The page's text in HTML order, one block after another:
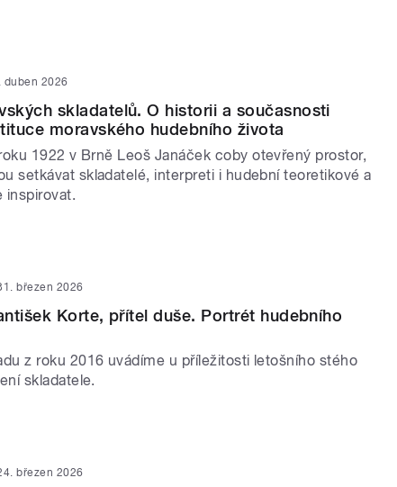
duben 2026
skladatelů. O historii a současnosti
moravského hudebního života
1922 v Brně Leoš Janáček coby otevřený prostor,
setkávat skladatelé, interpreti i hudební teoretikové a
inspirovat.
březen 2026
Korte, přítel duše. Portrét hudebního
z roku 2016 uvádíme u příležitosti letošního stého
skladatele.
březen 2026